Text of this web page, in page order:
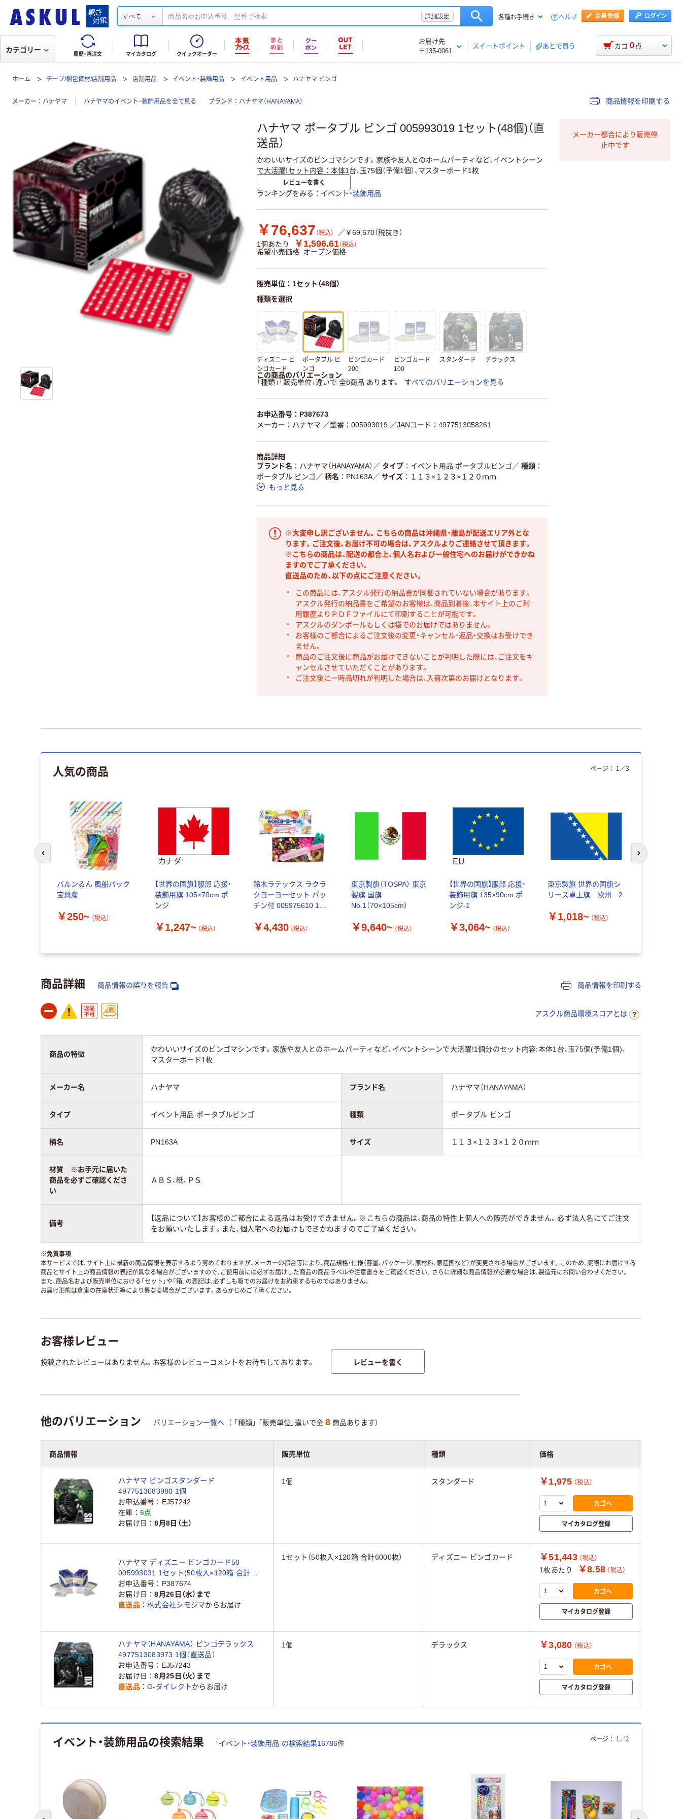
すべて 詳細設定 各種お手続き ヘルプ
履歴・再注文 マイカタログ クイックオーダー
お届け先
〒135-0061
スイートポイント あとで買う
カテゴリー カゴ 0 点
ホーム テープ/梱包資材/店舗用品 店舗用品 イベント・装飾用品 イベント用品 ハナヤマ ビンゴ
メーカー ハナヤマ ハナヤマのイベント・装飾用品を全て見る ブランド ハナヤマ（HANAYAMA） 商品情報を印刷する
ハナヤマ ポータブル ビンゴ 005993019 1セット(48個)（直
送品）
かわいいサイズのビンゴマシンです。家族や友人とのホームパーティなど、イベントシーン
で大活躍！セット内容：本体1台、玉75個（予備1個）、マスターボード1枚
レビューを書く
ランキングをみる イベント・装飾用品
￥76,637 （税込）
／￥69,670（税抜き）
1個あたり
￥1,596.61（税込）
希望小売価格 オープン価格
販売単位：1セット（48個）
種類を選択
ディズニー ビ
ンゴカード
ポータブル ビ
ンゴ
ビンゴカード
200
ビンゴカード
100
スタンダード デラックス
この商品のバリエーション
「種類」「販売単位」違いで 全8商品 あります。
すべてのバリエーションを見る
お申込番号：P387673
メーカー：ハナヤマ ／型番：005993019 ／JANコード：4977513058261
商品詳細
ブランド名
ハナヤマ（HANAYAMA） ／ タイプ イベント用品 ポータブルビンゴ ／ 種類
ポータブル ビンゴ ／ 柄名 PN163A／ サイズ
１１３×１２３×１２０ｍｍ
もっと見る
※大変申し訳ございません。こちらの商品は沖縄県・離島が配送エリア外とな
ります。ご注文後、お届け不可の場合は、アスクルよりご連絡させて頂きます。
※こちらの商品は、配送の都合上、個人名および一般住宅へのお届けができかね
ますのでご了承ください。
直送品のため、以下の点にご注意ください。
この商品には、アスクル発行の納品書が同梱されていない場合があります。
アスクル発行の納品書をご希望のお客様は、商品到着後、本サイト上のご利
用履歴よりＰＤＦファイルにて印刷することが可能です。
アスクルのダンボールもしくは袋でのお届けではありません。
お客様のご都合によるご注文後の変更・キャンセル・返品・交換はお受けでき
ません。
商品のご注文後に商品がお届けできないことが判明した際には、ご注文をキ
ャンセルさせていただくことがあります。
ご注文後に一時品切れが判明した場合は、入荷次第のお届けとなります。
メーカー都合により販売停
止中です
人気の商品
バルンるん 風船パック
宝興産
￥250~ （税込）
【世界の国旗】服部 応援・
装飾用旗 105×70cm ポ
ンジ
￥1,247~ （税込）
鈴木ラテックス ラクラ
クヨーヨーセット パッ
チン付 005975610 1箱
￥4,430 （税込）
東京製旗（TOSPA） 東京
製旗 国旗
No.1（70×105cm）
￥9,640~ （税込）
【世界の国旗】服部 応援・
装飾用旗 135×90cm ポ
ンジ-1
￥3,064~ （税込）
東京製旗 世界の国旗シ
リーズ卓上旗 欧州 2
￥1,018~ （税込）
ページ： 1 ／3
前のスライドへ 次のスライド
商品詳細 商品情報の誤りを報告 商品情報を印刷する
アスクル商品環境スコアとは
商品の特徴
かわいいサイズのビンゴマシンです。家族や友人とのホームパーティなど、イベントシーンで大活躍!1個分のセット内容:本体1台、玉75個(予備1個)、
マスターボード1枚
メーカー名 ハナヤマ ブランド名 ハナヤマ（HANAYAMA）
タイプ イベント用品 ポータブルビンゴ 種類 ポータブル ビンゴ
柄名 PN163A サイズ １１３×１２３×１２０ｍｍ
材質 ※お手元に届いた
商品を必ずご確認くださ
い
ＡＢＳ、紙、ＰＳ
備考
【返品について】お客様のご都合による返品はお受けできません。※こちらの商品は、商品の特性上個人への販売ができません。必ず法人名にてご注文
をお願いいたします。また、個人宅へのお届けもできかねますのでご了承ください。
※免責事項
本サービスでは、サイト上に最新の商品情報を表示するよう努めておりますが、メーカーの都合等により、商品規格・仕様（容量、パッケージ、原材料、原産国など）が変更される場合がございます。このため、実際にお届けする
商品とサイト上の商品情報の表記が異なる場合がございますので、ご使用前には必ずお届けした商品の商品ラベルや注意書きをご確認ください。さらに詳細な商品情報が必要な場合は、製造元にお問い合わせください。
また、商品名および販売単位における「セット」や「箱」の表記は、必ずしも箱でのお届けをお約束するものではありません。
お届け形態は倉庫の在庫状況等により異なる場合がございます。あらかじめご了承ください。
お客様レビュー
投稿されたレビューはありません。お客様のレビューコメントをお待ちしております。 レビューを書く
他のバリエーション バリエーション一覧へ （ 「種類」 「販売単位」違いで全 8 商品あります）
商品情報 販売単位 種類 価格
ハナヤマ ビンゴスタンダード
4977513083980 1個
お申込番号
EJ57242
在庫
6点
お届け日
8月8日（土）
1個 スタンダード ￥1,975 （税込）
カゴへ
マイカタログ登録
ハナヤマ ディズニー ビンゴカード50
005993031 1セット(50枚入×120箱 合計
6000枚)（直送品）
お申込番号
P387674
お届け日
8月26日（水）まで
直送品
株式会社シモジマからお届け
1セット（50枚入×120箱 合計6000枚） ディズニー ビンゴカード ￥51,443 （税込）
1枚あたり ￥8.58 （税込）
カゴへ
マイカタログ登録
ハナヤマ（HANAYAMA） ビンゴデラックス
4977513083973 1個（直送品）
お申込番号
EJ57243
お届け日
8月25日（火）まで
直送品
G-ダイレクトからお届け
1個 デラックス ￥3,080 （税込）
カゴへ
マイカタログ登録
イベント・装飾用品の検索結果 “イベント・装飾用品”の検索結果16786件
ページ： 1／2